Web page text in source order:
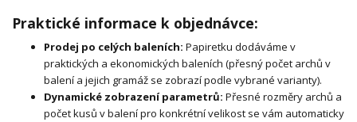
Praktické informace k objednávce:
Prodej po celých baleních: Papiretku dodáváme v
praktických a ekonomických baleních (přesný počet archů v
balení a jejich gramáž se zobrazí podle vybrané varianty).
Dynamické zobrazení parametrů: Přesné rozměry archů a
počet kusů v balení pro konkrétní velikost se vám automaticky